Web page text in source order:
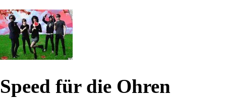
Speed für die Ohren